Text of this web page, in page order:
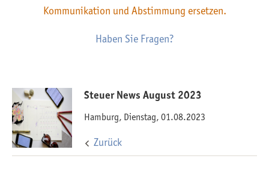
Kommunikation und Abstimmung ersetzen.
Haben Sie Fragen?
Steuer News August 2023
Hamburg, Dienstag, 01.08.2023
Zurück